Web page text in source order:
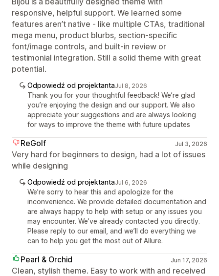
responsive, helpful support. We learned some
features aren’t native - like multiple CTAs, traditional
mega menu, product blurbs, section‑specific
font/image controls, and built‑in review or
testimonial integration. Still a solid theme with great
potential.
Odpowiedź od projektantaJul 8, 2026
Thank you for your thoughtful feedback! We’re glad
you’re enjoying the design and our support. We also
appreciate your suggestions and are always looking
for ways to improve the theme with future updates
ReGolf Jul 3, 2026
Very hard for beginners to design, had a lot of issues
while designing
Odpowiedź od projektantaJul 6, 2026
We’re sorry to hear this and apologize for the
inconvenience. We provide detailed documentation and
are always happy to help with setup or any issues you
may encounter. We’ve already contacted you directly.
Please reply to our email, and we’ll do everything we
can to help you get the most out of Allure.
Pearl & Orchid Jun 17, 2026
Clean, stylish theme. Easy to work with and received